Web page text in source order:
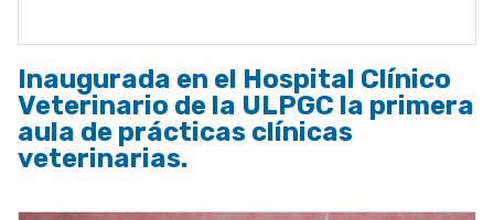
Inaugurada en el Hospital Clínico
Veterinario de la ULPGC la primera
aula de prácticas clínicas
veterinarias.